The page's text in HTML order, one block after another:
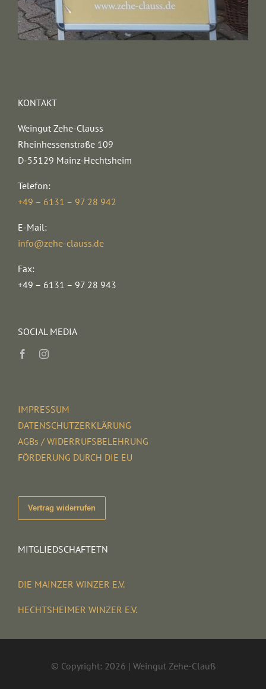
KONTAKT
Weingut Zehe-Clauss
Rheinhessenstraße 109
D-55129 Mainz-Hechtsheim
Telefon:
+49 – 6131 – 97 28 942
E-Mail:
info@zehe-clauss.de
Fax:
+49 – 6131 – 97 28 943
SOCIAL MEDIA
IMPRESSUM
DATENSCHUTZERKLÄRUNG
AGBs / WIDERRUFSBELEHRUNG
FÖRDERUNG DURCH DIE EU
Vertrag widerrufen
MITGLIEDSCHAFTETN
DIE MAINZER WINZER E.V.
HECHTSHEIMER WINZER E.V.
© Copyright: 2026 | Weingut Zehe-Clauß